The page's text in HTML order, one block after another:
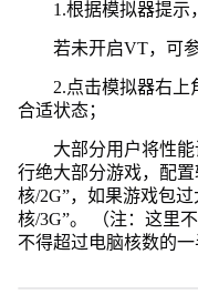
1.根据模拟器提示
若未开启VT，可
2.点击模拟器右上
合适状态；
大部分用户将性
行绝大部分游戏，配
核/2G”，如果游戏包
核/3G”。 （注：这里
不得超过电脑核数的一